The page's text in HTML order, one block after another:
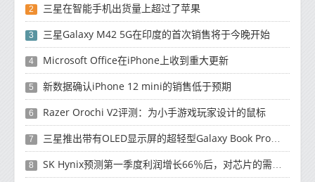
2 三星在智能手机出货量上超过了苹果
3 三星Galaxy M42 5G在印度的首次销售将于今晚开始
4 Microsoft Office在iPhone上收到重大更新
5 新数据确认iPhone 12 mini的销售低于预期
6 Razer Orochi V2评测：为小手游戏玩家设计的鼠标
7 三星推出带有OLED显示屏的超轻型Galaxy Book Pro和Galaxy Book Pro 360笔记本电脑
8 SK Hynix预测第一季度利润增长66％后，对芯片的需求将增强